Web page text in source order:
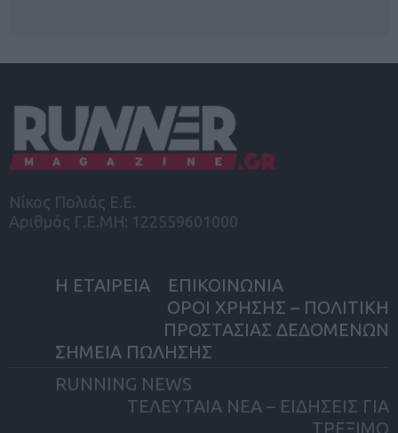
Νίκος Πολιάς Ε.Ε.
Αριθμός Γ.Ε.ΜΗ: 122559601000
Η ΕΤΑΙΡΕΙΑ
ΕΠΙΚΟΙΝΩΝΙΑ
ΟΡΟΙ ΧΡΗΣΗΣ – ΠΟΛΙΤΙΚΗ
ΠΡΟΣΤΑΣΙΑΣ ΔΕΔΟΜΕΝΩΝ
ΣΗΜΕΙΑ ΠΩΛΗΣΗΣ
RUNNING NEWS
ΤΕΛΕΥΤΑΙΑ ΝΕΑ – ΕΙΔΗΣΕΙΣ ΓΙΑ
ΤΡΕΞΙΜΟ